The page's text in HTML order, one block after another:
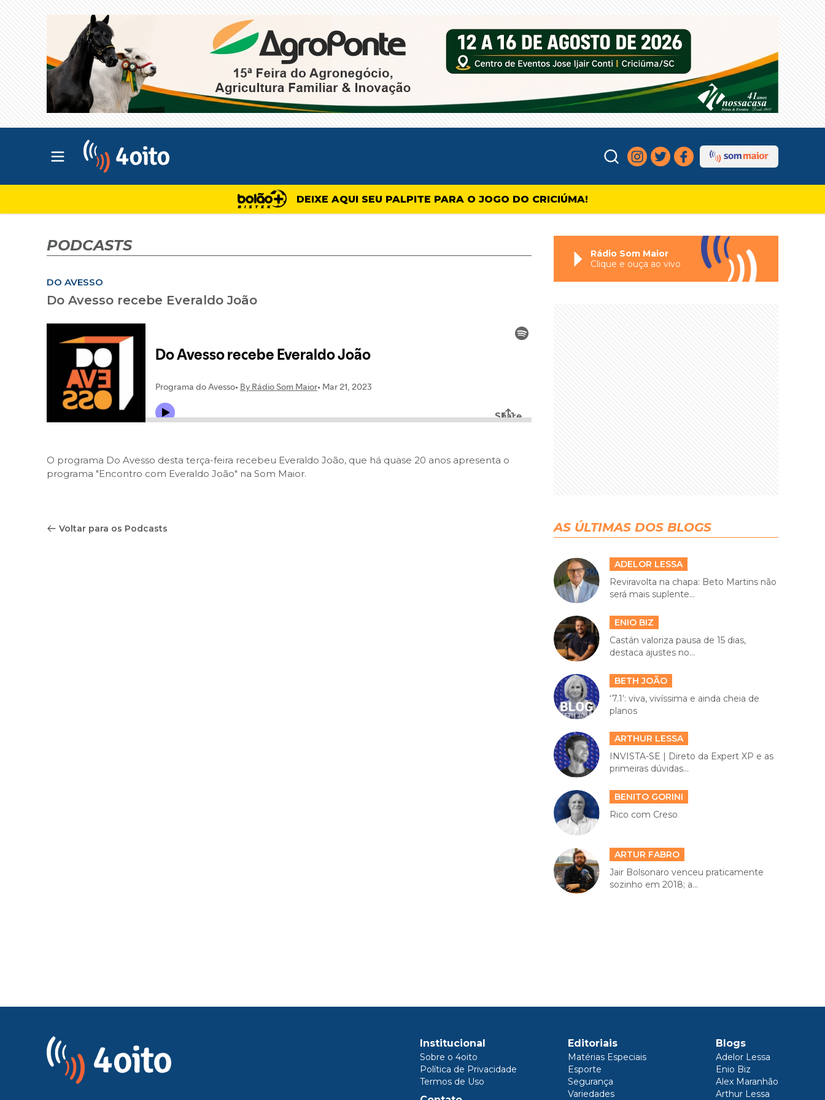
Abrir menu principal
DEIXE AQUI SEU PALPITE PARA O JOGO DO CRICIÚMA!
PODCASTS
DO AVESSO
Do Avesso recebe Everaldo João
O programa Do Avesso desta terça-feira recebeu Everaldo João, que há quase 20 anos apresenta o
programa "Encontro com Everaldo João" na Som Maior.
Voltar para os Podcasts
Rádio Som Maior
Clique e ouça ao vivo
AS ÚLTIMAS DOS BLOGS
ADELOR LESSA
Reviravolta na chapa: Beto Martins não
será mais suplente...
ENIO BIZ
Castán valoriza pausa de 15 dias,
destaca ajustes no...
BETH JOÃO
‘7.1’: viva, vivíssima e ainda cheia de
planos
ARTHUR LESSA
INVISTA-SE | Direto da Expert XP e as
primeiras dúvidas...
BENITO GORINI
Rico com Creso
ARTUR FABRO
Jair Bolsonaro venceu praticamente
sozinho em 2018; a...
Institucional
Sobre o 4oito
Política de Privacidade
Termos de Uso
Editoriais
Matérias Especiais
Esporte
Segurança
Variedades
Blogs
Adelor Lessa
Enio Biz
Alex Maranhão
Arthur Lessa